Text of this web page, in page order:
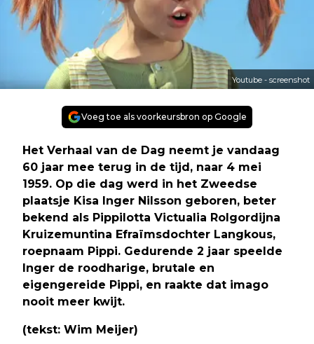
Youtube - screenshot
Voeg toe als voorkeursbron op Google
Het Verhaal van de Dag neemt je vandaag
60 jaar mee terug in de tijd, naar 4 mei
1959. Op die dag werd in het Zweedse
plaatsje Kisa Inger Nilsson geboren, beter
bekend als Pippilotta Victualia Rolgordijna
Kruizemuntina Efraïmsdochter Langkous,
roepnaam Pippi. Gedurende 2 jaar speelde
Inger de roodharige, brutale en
eigengereide Pippi, en raakte dat imago
nooit meer kwijt.
(tekst: Wim Meijer)